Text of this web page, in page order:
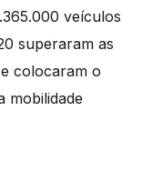
veículos
superaram as
colocaram o
mobilidade